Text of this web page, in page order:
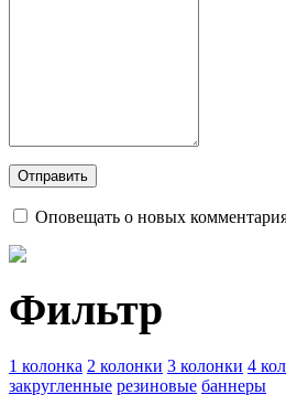
Оповещать о новых
Фильтр
1 колонка 2 колонки 3 колонки 4
закругленные резиновые баннеры